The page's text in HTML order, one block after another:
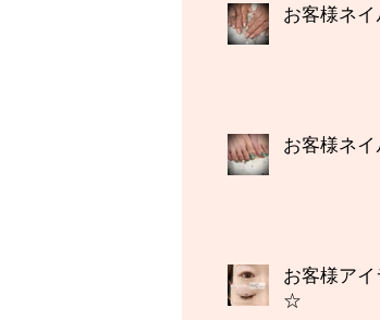
お客様ネ
お客様ネ
お客様ア
☆